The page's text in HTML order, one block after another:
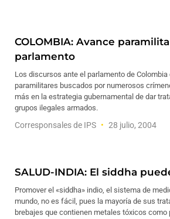
COLOMBIA: Avance
parlamento
Los discursos ante el parlamento de Colombia
paramilitares buscados por numerosos
más en la estrategia gubernamental de dar
grupos ilegales armados.
Corresponsales de IPS 28 julio, 2004
SALUD-INDIA: El siddha
Promover el «siddha» indio, el sistema de
mundo, no es fácil, pues la mayoría de sus
brebajes que contienen metales tóxicos como